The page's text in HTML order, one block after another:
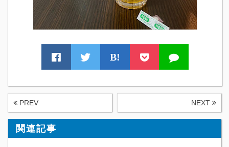
B!
PREV NEXT
関連記事